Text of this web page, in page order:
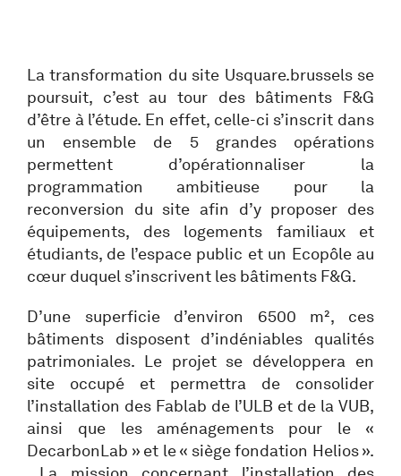
La transformation du site Usquare.brussels se
poursuit, c’est au tour des bâtiments F&G
d’être à l’étude. En effet, celle-ci s’inscrit dans
un ensemble de 5 grandes opérations
permettent d’opérationnaliser la
programmation ambitieuse pour la
reconversion du site afin d’y proposer des
équipements, des logements familiaux et
étudiants, de l’espace public et un Ecopôle au
cœur duquel s’inscrivent les bâtiments F&G.
D’une superficie d’environ 6500 m², ces
bâtiments disposent d’indéniables qualités
patrimoniales. Le projet se développera en
site occupé et permettra de consolider
l’installation des Fablab de l’ULB et de la VUB,
ainsi que les aménagements pour le «
DecarbonLab » et le « siège fondation Helios ».